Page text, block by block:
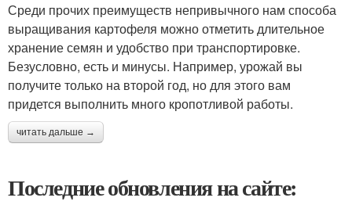
Среди прочих преимуществ непривычного нам способа
выращивания картофеля можно отметить длительное
хранение семян и удобство при транспортировке.
Безусловно, есть и минусы. Например, урожай вы
получите только на второй год, но для этого вам
придется выполнить много кропотливой работы.
читать дальше →
Последние обновления на сайте: